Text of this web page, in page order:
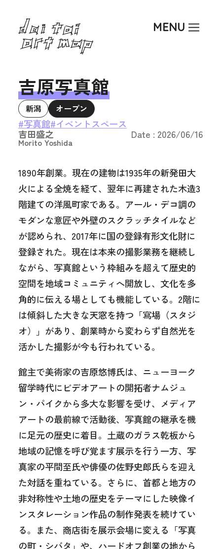
MENU
Top
About
Researcher
Article
Event
吉原写真館
新潟 オープン
#写真館#イベントスペース
吉田盛之
Morito Yoshida
Date : 2026/06/16
1890年創業。現在の建物は1935年の新発田大
火による全焼を経て、翌年に再建された木造3
階建ての洋風町家である。アール・デコ調の
モダンな意匠や外壁のスクラッチタイルなど
が認められ、2017年に国の登録有形文化財に
登録された。現在は本来の撮影業務を継続し
ながら、写真館という枠組みを超えて歴史的
空間を地域コミュニティへ開放し、文化を多
角的に伝える場としても機能している。2階に
は傾斜した大きな天窓を持つ「寫場（スタジ
オ）」があり、創業時から変わらず自然光を
活かした撮影が今も行われている。
館主で美術家の吉原悠博氏は、ニューヨーク
留学時代にビデオアートの開拓者ナムジュ
ン・パイクから多大な影響を受け、メディア
アートの最前線で活動後、写真館の継承を機
に足元の歴史に着目。土蔵のガラス乾板から
地域の記憶を呼び覚ます展示を行う一方、写
真家の平間至氏や俳優の佐野史郎氏らを迎え
た対話を重ねている。さらに、首都と地方の
非対称性や土地の歴史をテーマにした映像イ
ンスタレーション作品の制作発表を続けてい
る。また、商店街を展示会場に変える「写真
の町・シバタ」や、ハードオフ創業の地から